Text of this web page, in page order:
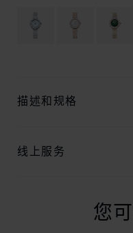
描述和规格
线上服务
您